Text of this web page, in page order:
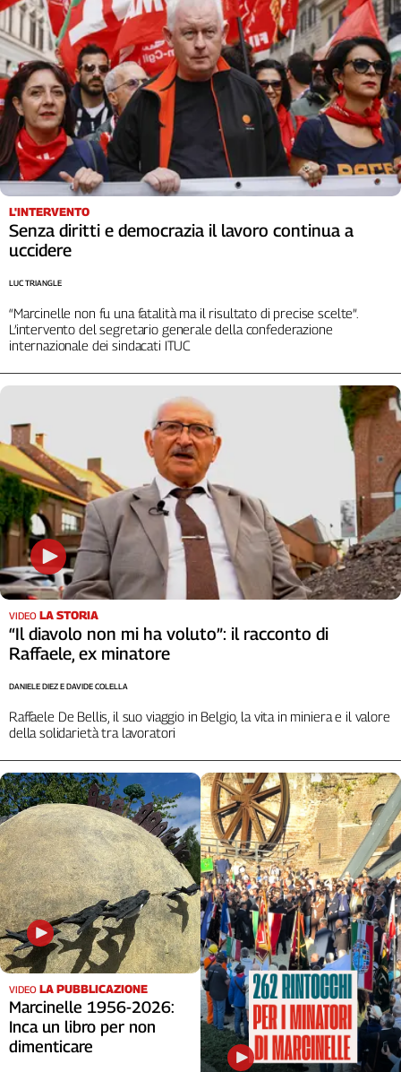
Cerca
Contatti
La
redazione
Social
L'INTERVENTO
Senza diritti e democrazia il lavoro continua a
uccidere
“Marcinelle non fu una fatalità ma il risultato di precise scelte”.
L’intervento del segretario generale della confederazione
internazionale dei sindacati ITUC
LUC TRIANGLE
VIDEO LA STORIA
“Il diavolo non mi ha voluto”: il racconto di
Raffaele, ex minatore
Raffaele De Bellis, il suo viaggio in Belgio, la vita in miniera e il valore
della solidarietà tra lavoratori
DANIELE DIEZ E DAVIDE COLELLA
VIDEO LA PUBBLICAZIONE
Marcinelle 1956-2026:
Inca un libro per non
dimenticare